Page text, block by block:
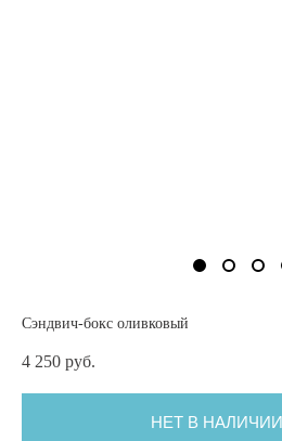
Сэндвич-бокс оливковый
4 250 pуб.
НЕТ В НАЛИЧИИ